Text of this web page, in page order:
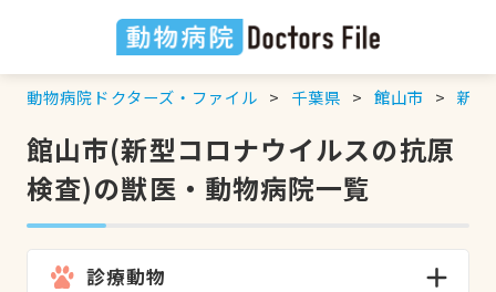
動物病院ドクターズ・ファイル 千葉県 館山市 新型
館山市(新型コロナウイルスの抗原
検査)の獣医・動物病院一覧
診療動物